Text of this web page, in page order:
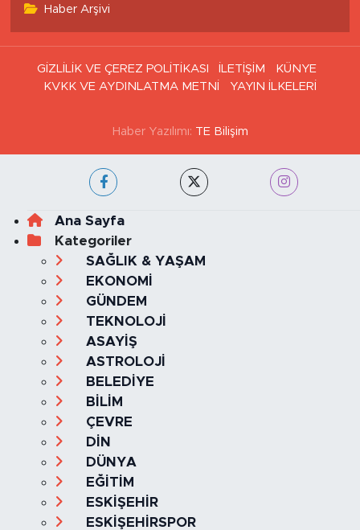
Haber Arşivi
GİZLİLİK VE ÇEREZ POLİTİKASI İLETİŞİM
KÜNYE
KVKK VE AYDINLATMA METNİ
YAYIN İLKELERİ
Haber Yazılımı: TE Bilişim
Ana Sayfa
Kategoriler
SAĞLIK & YAŞAM
EKONOMİ
GÜNDEM
TEKNOLOJİ
ASAYİŞ
ASTROLOJİ
BELEDİYE
BİLİM
ÇEVRE
DİN
DÜNYA
EĞİTİM
ESKİŞEHİR
ESKİŞEHİRSPOR